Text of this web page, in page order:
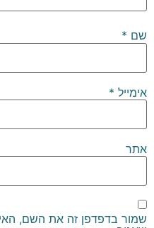
שם *
אימייל *
אתר
שמור בדפדפן זה את השם,